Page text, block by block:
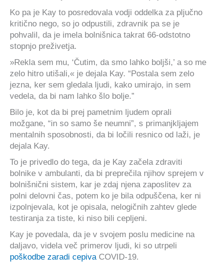
Ko pa je Kay to posredovala vodji oddelka za pljučno
kritično nego, so jo odpustili, zdravnik pa se je
pohvalil, da je imela bolnišnica takrat 66-odstotno
stopnjo preživetja.
»Rekla sem mu, ‘Čutim, da smo lahko boljši,’ a so me
zelo hitro utišali,« je dejala Kay. “Postala sem zelo
jezna, ker sem gledala ljudi, kako umirajo, in sem
vedela, da bi nam lahko šlo bolje.”
Bilo je, kot da bi prej pametnim ljudem oprali
možgane, “in so samo še neumni”, s primanjkljajem
mentalnih sposobnosti, da bi ločili resnico od laži, je
dejala Kay.
To je privedlo do tega, da je Kay začela zdraviti
bolnike v ambulanti, da bi preprečila njihov sprejem v
bolnišnični sistem, kar je zdaj njena zaposlitev za
polni delovni čas, potem ko je bila odpuščena, ker ni
izpolnjevala, kot je opisala, nelogičnih zahtev glede
testiranja za tiste, ki niso bili cepljeni.
Kay je povedala, da je v svojem poslu medicine na
daljavo, videla več primerov ljudi, ki so utrpeli
poškodbe zaradi cepivaCOVID-19.